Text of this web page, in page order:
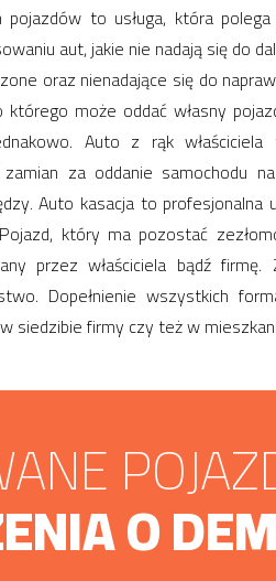
pojazdów to usługa, która
aut, jakie nie nadają się do
oraz nienadające się do
może oddać własny
Auto z rąk
za oddanie samochodu
Auto kasacja to profesjonalna
który ma pozostać
przez właściciela bądź
Dopełnienie wszystkich
siedzibie firmy czy też w
O